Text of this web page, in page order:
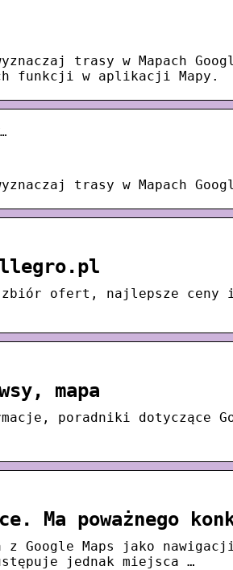
trasy w Mapach
funkcji w aplikacji Mapy.
trasy w Mapach
zbiór ofert, najlepsze ceny
mapa
poradniki dotyczące
Ma poważnego
Google Maps jako
jednak miejsca …